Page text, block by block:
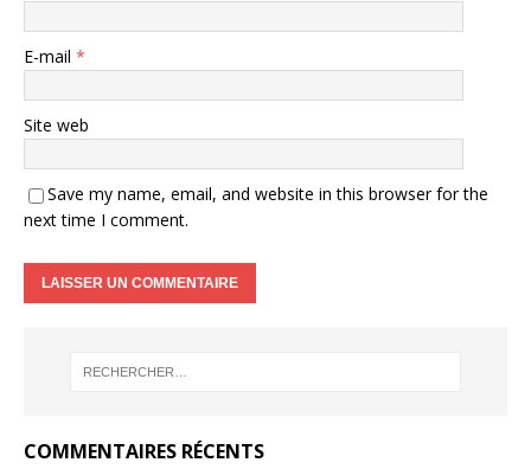
E-mail *
Site web
Save my name, email, and website in this browser for the
next time I comment.
COMMENTAIRES RÉCENTS